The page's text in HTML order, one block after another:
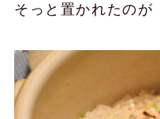
そっと置かれたのが